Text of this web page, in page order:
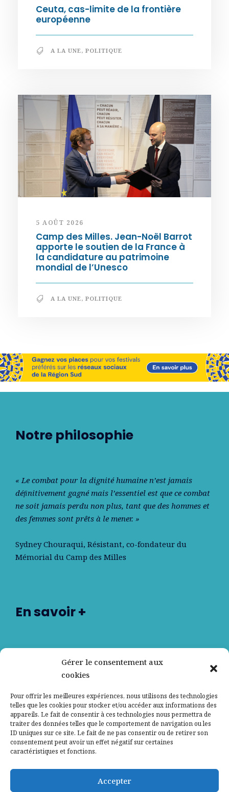
Gérer le consentement aux
cookies
Pour offrir les meilleures expériences, nous utilisons des technologies
telles que les cookies pour stocker et/ou accéder aux informations des
appareils. Le fait de consentir à ces technologies nous permettra de
traiter des données telles que le comportement de navigation ou les
ID uniques sur ce site. Le fait de ne pas consentir ou de retirer son
consentement peut avoir un effet négatif sur certaines
caractéristiques et fonctions.
Accepter
Ceuta, cas-limite de la frontière
européenne
A LA UNE, POLITIQUE
5 AOÛT 2026
Camp des Milles. Jean-Noël Barrot
apporte le soutien de la France à
la candidature au patrimoine
mondial de l’Unesco
A LA UNE, POLITIQUE
Notre philosophie
« Le combat pour la dignité humaine n’est jamais
déﬁnitivement gagné mais l’essentiel est que ce combat
ne soit jamais perdu non plus, tant que des hommes et
des femmes sont prêts à le mener. »
Sydney Chouraqui, Résistant, co-fondateur du
Mémorial du Camp des Milles
En savoir +
Contactez-nous
Mentions légales